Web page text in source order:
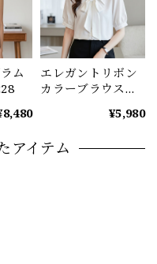
ム
エレガントリボン
カラーブラウス
¥5,980
アイテム